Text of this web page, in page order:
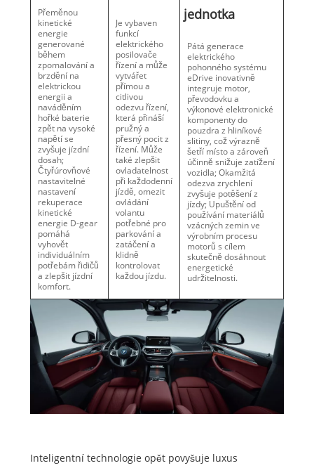
Přeměnou
kinetické
energie
generované
během
zpomalování a
brzdění na
elektrickou
energii a
naváděním
hořké baterie
zpět na vysoké
napětí se
zvyšuje jízdní
dosah;
Čtyřúrovňové
nastavitelné
nastavení
rekuperace
kinetické
energie D-gear
pomáhá
vyhovět
individuálním
potřebám řidičů
a zlepšit jízdní
komfort.
Je vybaven
funkcí
elektrického
posilovače
řízení a může
vytvářet
přímou a
citlivou
odezvu řízení,
která přináší
pružný a
přesný pocit z
řízení. Může
také zlepšit
ovladatelnost
při každodenní
jízdě, omezit
ovládání
volantu
potřebné pro
parkování a
zatáčení a
klidně
kontrolovat
každou jízdu.
jednotka
Pátá generace
elektrického
pohonného systému
eDrive inovativně
integruje motor,
převodovku a
výkonové elektronické
komponenty do
pouzdra z hliníkové
slitiny, což výrazně
šetří místo a zároveň
účinně snižuje zatížení
vozidla; Okamžitá
odezva zrychlení
zvyšuje potěšení z
jízdy; Upuštění od
používání materiálů
vzácných zemin ve
výrobním procesu
motorů s cílem
skutečně dosáhnout
energetické
udržitelnosti.
Inteligentní technologie opět povyšuje luxus